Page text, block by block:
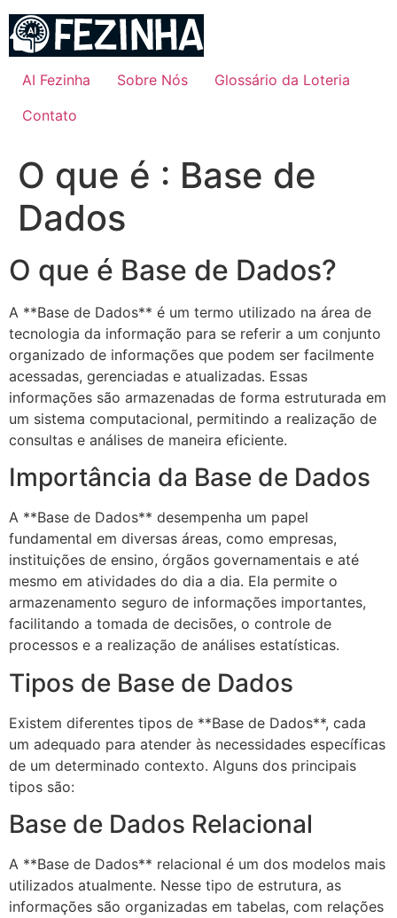
para
conteúdo
AI Fezinha Sobre Nós
Glossário da Loteria
Contato
O que é : Base de
Dados
O que é Base de Dados?
A **Base de Dados** é um termo utilizado na área de
tecnologia da informação para se referir a um conjunto
organizado de informações que podem ser facilmente
acessadas, gerenciadas e atualizadas. Essas
informações são armazenadas de forma estruturada em
um sistema computacional, permitindo a realização de
consultas e análises de maneira eficiente.
Importância da Base de Dados
A **Base de Dados** desempenha um papel
fundamental em diversas áreas, como empresas,
instituições de ensino, órgãos governamentais e até
mesmo em atividades do dia a dia. Ela permite o
armazenamento seguro de informações importantes,
facilitando a tomada de decisões, o controle de
processos e a realização de análises estatísticas.
Tipos de Base de Dados
Existem diferentes tipos de **Base de Dados**, cada
um adequado para atender às necessidades específicas
de um determinado contexto. Alguns dos principais
tipos são:
Base de Dados Relacional
A **Base de Dados** relacional é um dos modelos mais
utilizados atualmente. Nesse tipo de estrutura, as
informações são organizadas em tabelas, com relações